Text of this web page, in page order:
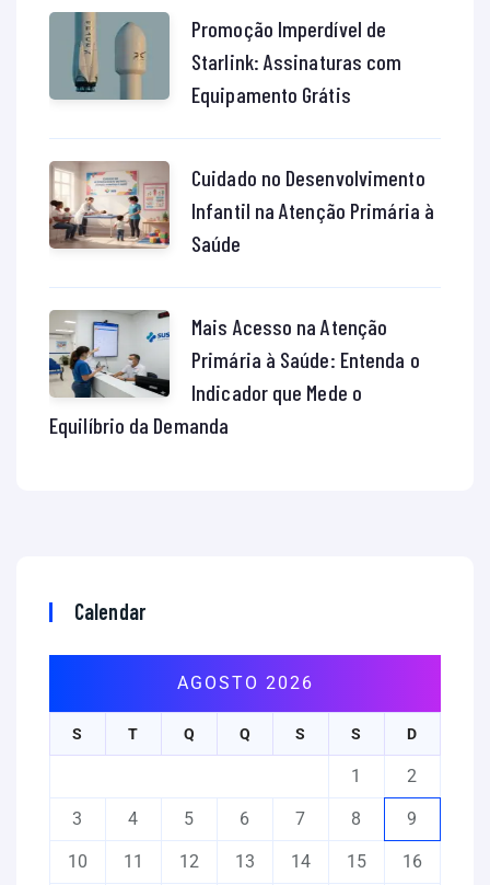
Promoção Imperdível de
Starlink: Assinaturas com
Equipamento Grátis
Cuidado no Desenvolvimento
Infantil na Atenção Primária à
Saúde
Mais Acesso na Atenção
Primária à Saúde: Entenda o
Indicador que Mede o
Equilíbrio da Demanda
Calendar
AGOSTO 2026
S T Q Q S S D
1 2
3 4 5 6 7 8 9
10 11 12 13 14 15 16